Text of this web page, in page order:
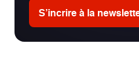
S’incrire à la